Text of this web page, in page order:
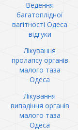
Ведення
багатоплідної
вагітності Одеса
відгуки
Лікування
пролапсу органів
малого таза
Одеса
Лікування
випадіння органів
малого таза
Одеса